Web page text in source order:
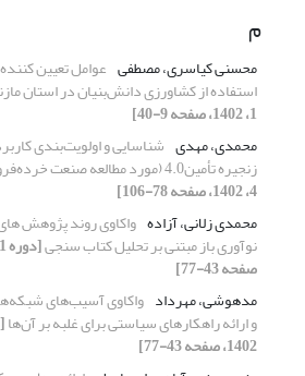
م
محسنی کیاسری، مصطفی عوامل تعیین
استفاده از کشاورزی دانش‌بنیان در استان
1، 1402، صفحه 9-40]
محمدی، مهدی شناسایی و اولویت‌بندی
زنجیره تأمین4.0 (مورد مطالعه صنعت خرده‌فروشی)
4، 1402، صفحه 78-106]
محمدی زلانی، آزاده واکاوی روند پژوهش
نوآوری باز مبتنی بر تحلیل کتاب سنجی
صفحه 43-77]
مدهوشی، مهرداد واکاوی آسیب‌های
و ارائه راهکارهای سیاستی برای غلبه بر آن‌‌ها
1402، صفحه 43-77]